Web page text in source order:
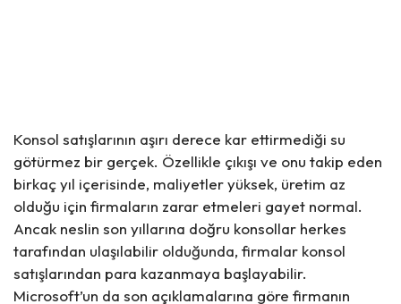
Konsol satışlarının aşırı derece kar ettirmediği su
götürmez bir gerçek. Özellikle çıkışı ve onu takip eden
birkaç yıl içerisinde, maliyetler yüksek, üretim az
olduğu için firmaların zarar etmeleri gayet normal.
Ancak neslin son yıllarına doğru konsollar herkes
tarafından ulaşılabilir olduğunda, firmalar konsol
satışlarından para kazanmaya başlayabilir.
Microsoft’un da son açıklamalarına göre firmanın